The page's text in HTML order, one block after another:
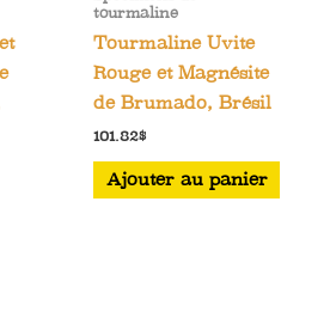
tourmaline
Tourmaline Uvite
Rouge et Magnésite
de Brumado, Brésil
101.82$
Ajouter au panier